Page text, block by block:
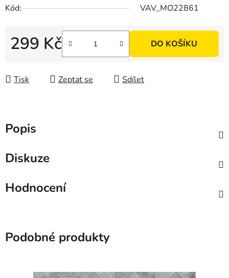
Kód:
VAV_MO22861
299 Kč DO KOŠÍKU
Tisk Zeptat se Sdílet
Popis
Diskuze
Hodnocení
Podobné produkty